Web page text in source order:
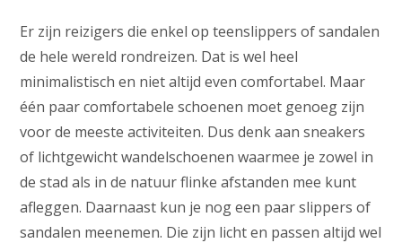
Er zijn reizigers die enkel op teenslippers of sandalen
de hele wereld rondreizen. Dat is wel heel
minimalistisch en niet altijd even comfortabel. Maar
één paar comfortabele schoenen moet genoeg zijn
voor de meeste activiteiten. Dus denk aan sneakers
of lichtgewicht wandelschoenen waarmee je zowel in
de stad als in de natuur flinke afstanden mee kunt
afleggen. Daarnaast kun je nog een paar slippers of
sandalen meenemen. Die zijn licht en passen altijd wel